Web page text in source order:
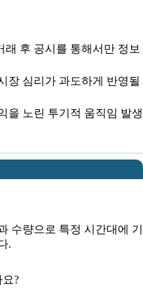
후 공시를 통해서만 정보
장 심리가 과도하게 반영될
을 노린 투기적 움직임 발생
수량으로 특정 시간대에 기
.
?